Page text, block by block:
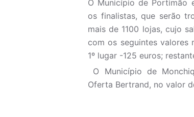
O Município de Portimão
os finalistas, que serão
mais de 1100 lojas, cujo
com os seguintes valores
1º lugar -125 euros;
O Município de
Oferta Bertrand, no valor